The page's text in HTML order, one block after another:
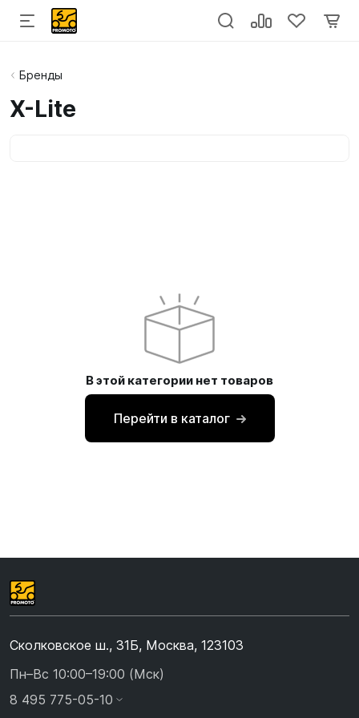
Бренды
X-Lite
В этой категории нет товаров
Перейти в каталог
Сколковское ш., 31Б, Москва, 123103
Пн–Вс 10:00–19:00 (Мск)
8 495 775-05-10